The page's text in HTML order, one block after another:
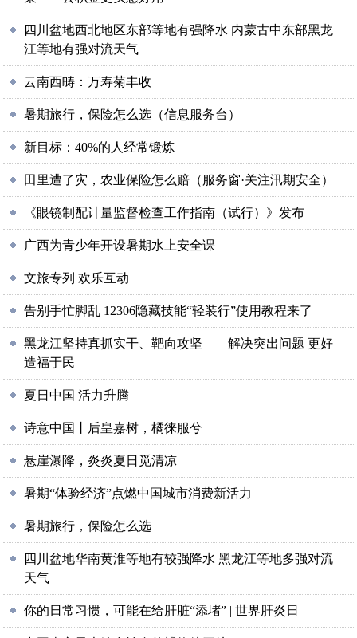
四川盆地西北地区东部等地有强降水 内蒙古中东部黑龙
江等地有强对流天气
云南西畴：万寿菊丰收
暑期旅行，保险怎么选（信息服务台）
新目标：40%的人经常锻炼
田里遭了灾，农业保险怎么赔（服务窗·关注汛期安全）
《眼镜制配计量监督检查工作指南（试行）》发布
广西为青少年开设暑期水上安全课
文旅专列 欢乐互动
告别手忙脚乱 12306隐藏技能“轻装行”使用教程来了
黑龙江坚持真抓实干、靶向攻坚——解决突出问题 更好
造福于民
夏日中国 活力升腾
诗意中国丨后皇嘉树，橘徕服兮
悬崖瀑降，炎炎夏日觅清凉
暑期“体验经济”点燃中国城市消费新活力
暑期旅行，保险怎么选
四川盆地华南黄淮等地有较强降水 黑龙江等地多强对流
天气
你的日常习惯，可能在给肝脏“添堵” | 世界肝炎日